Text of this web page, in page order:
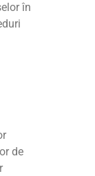
în
de